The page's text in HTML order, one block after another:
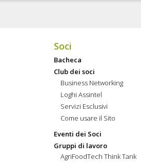
Soci
Bacheca
Club dei soci
Business Networking
Loghi Assintel
Servizi Esclusivi
Come usare il Sito
Eventi dei Soci
Gruppi di lavoro
AgriFoodTech Think Tank